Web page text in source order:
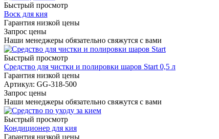
Быстрый просмотр
Воск для кия
Гарантия низкой цены
Запрос цены
Наши менеджеры обязательно свяжутся с вами
Быстрый просмотр
Средство для чистки и полировки шаров Start 0,5 л
Гарантия низкой цены
Артикул: GG-318-500
Запрос цены
Наши менеджеры обязательно свяжутся с вами
Быстрый просмотр
Кондиционер для кия
Гарантия низкой цены